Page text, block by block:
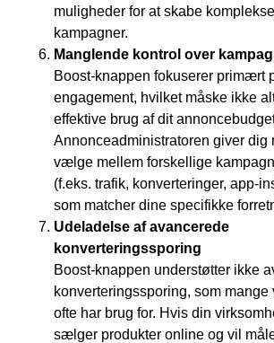
muligheder for at skabe
kampagner.
Manglende kontrol over
Boost-knappen fokuserer primært
engagement, hvilket måske ikke
effektive brug af dit
Annonceadministratoren giver dig
vælge mellem forskellige
(f.eks. trafik, konverteringer, app-
som matcher dine specifikke
Udeladelse af avancerede
konverteringssporing
Boost-knappen understøtter ikke
konverteringssporing, som mange
ofte har brug for. Hvis din
sælger produkter online og vil